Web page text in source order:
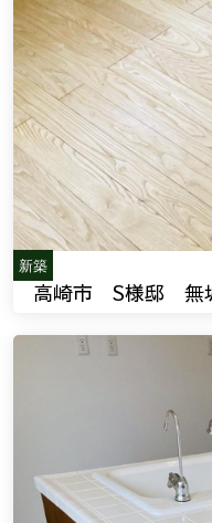
新築
高崎市 S様邸 無